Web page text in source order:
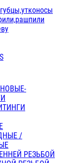
/
РЕЗЬБОЙ